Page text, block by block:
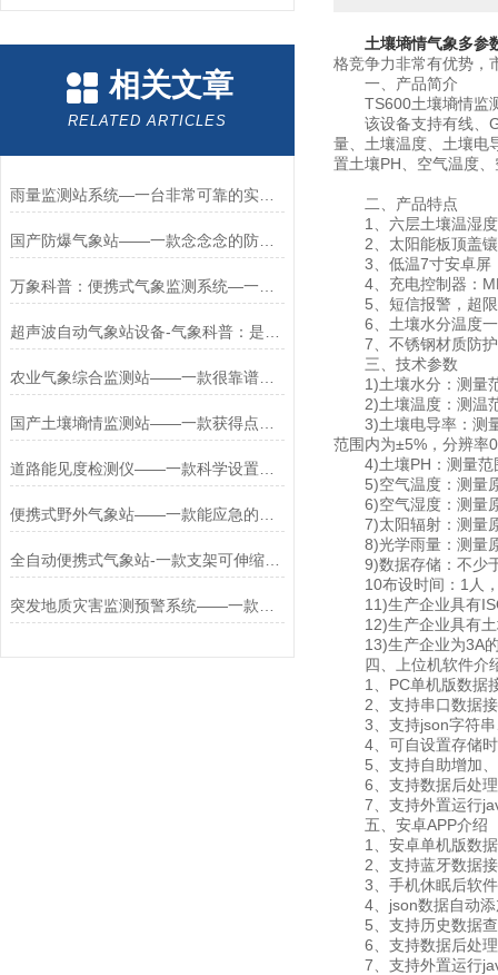
相关文章
RELATED ARTICLES
国产防爆气象站——一款念念念的防爆小型气象站系统直送2024全+境+派+送
万象科普：便携式气象监测系统—一款妙不可言的便携式手持气象仪#2024*（
农业气象综合监测站——一款很靠谱的农村农业气象监测站#2022已更新
全自动便携式气象站-一款支架可伸缩的手持式智能气象站@2024全+境+派+送
土壤墒情气象多参
格竞争力非常有优势，
一、产品简介
TS600土壤墒情监测
该设备支持有线、
量、土壤温度、土壤电
置土壤PH、空气温度
二、产品特点
1、六层土壤温湿度
2、太阳能板顶盖镶
3、低温7寸安卓屏
4、充电控制器：
5、短信报警，超限
6、土壤水分温度一
7、不锈钢材质防护
三、技术参数
1)土壤水分：测量范
2)土壤温度：测温
3)土壤电导率：测量
范围内为±5%，分辨
4)土壤PH：测量范
5)空气温度：测量
6)空气湿度：测量原
7)太阳辐射：测量原
8)光学雨量：测量原
9)数据存储：不少
10布设时间：1人，
11)生产企业具有ISO
12)生产企业具有土
13)生产企业为3A的
四、上位机软件介
1、PC单机版数据接
2、支持串口数据接
3、支持json字符串
4、可自设置存储时
5、支持自助增加、
6、支持数据后处理
7、支持外置运行
五、安卓APP介绍
1、安卓单机版数据
2、支持蓝牙数据
3、手机休眠后软件
4、json数据自动添
5、支持历史数据查
6、支持数据后处理
7、支持外置运行